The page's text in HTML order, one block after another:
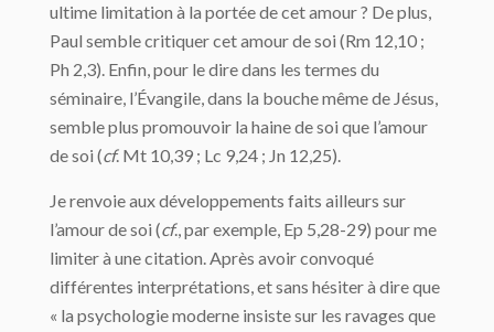
ultime limitation à la portée de cet amour ? De plus,
Paul semble critiquer cet amour de soi (Rm 12,10 ;
Ph 2,3). Enfin, pour le dire dans les termes du
séminaire, l’Évangile, dans la bouche même de Jésus,
semble plus promouvoir la haine de soi que l’amour
de soi (cf. Mt 10,39 ; Lc 9,24 ; Jn 12,25).
Je renvoie aux développements faits ailleurs sur
l’amour de soi (cf., par exemple, Ep 5,28-29) pour me
limiter à une citation. Après avoir convoqué
différentes interprétations, et sans hésiter à dire que
« la psychologie moderne insiste sur les ravages que